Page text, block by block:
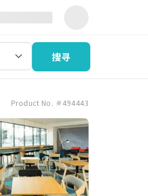
搜寻
Product No. ＃494443